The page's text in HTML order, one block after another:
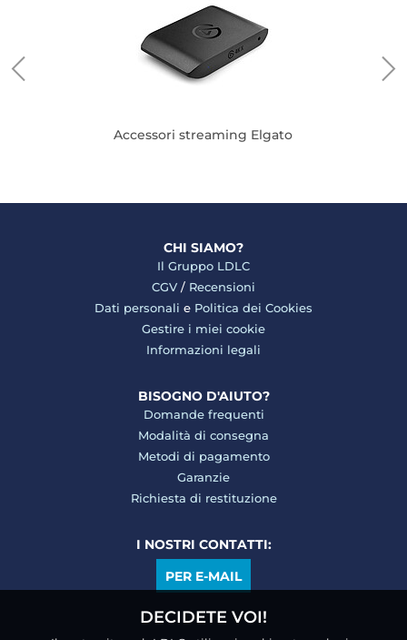
Accessori streaming Elgato
CHI SIAMO?
Il Gruppo LDLC
CGV / Recensioni
Dati personali e Politica dei Cookies
Gestire i miei cookie
Informazioni legali
BISOGNO D'AIUTO?
Domande frequenti
Modalità di consegna
Metodi di pagamento
Garanzie
Richiesta di restituzione
I NOSTRI CONTATTI:
PER E-MAIL
DECIDETE VOI!